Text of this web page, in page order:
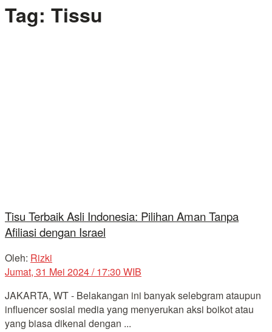
Tag: Tissu
Tisu Terbaik Asli Indonesia: Pilihan Aman Tanpa
Afiliasi dengan Israel
Oleh: Rizki
Jumat, 31 Mei 2024 / 17:30 WIB
JAKARTA, WT - Belakangan ini banyak selebgram ataupun
influencer sosial media yang menyerukan aksi boikot atau
yang biasa dikenal dengan ...